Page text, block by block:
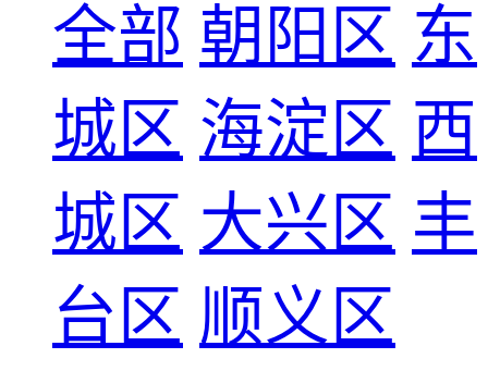
全部 朝阳区 东
城区 海淀区 西
城区 大兴区 丰
台区 顺义区